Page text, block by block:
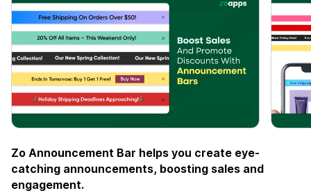
Zo Announcement Bar helps you create eye-
catching announcements, boosting sales and
engagement.